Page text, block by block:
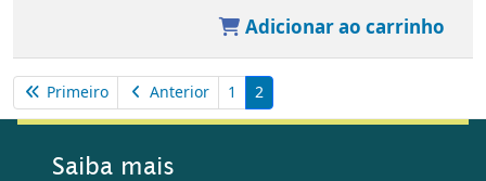
Adicionar ao carrinho
Primeiro Anterior 1 2
Saiba mais